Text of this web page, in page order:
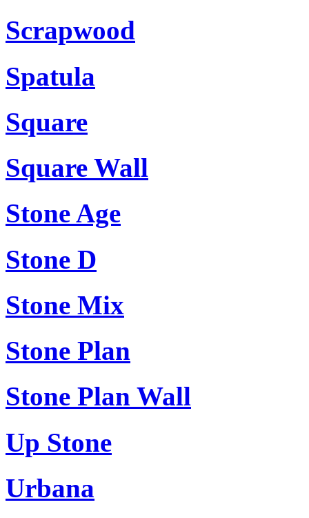
Scrapwood
Spatula
Square
Square Wall
Stone Age
Stone D
Stone Mix
Stone Plan
Stone Plan Wall
Up Stone
Urbana